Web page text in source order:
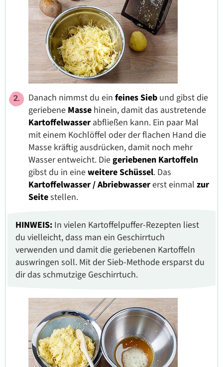
Danach nimmst du ein feines Sieb und gibst die
geriebene Masse hinein, damit das austretende
Kartoffelwasser abfließen kann. Ein paar Mal
mit einem Kochlöffel oder der flachen Hand die
Masse kräftig ausdrücken, damit noch mehr
Wasser entweicht. Diegeriebenen Kartoffeln
gibst du in eineweitere Schüssel. Das
Kartoffelwasser / Abriebwassererst einmal zur
Seitestellen.
HINWEIS: In vielen Kartoffelpuffer-Rezepten liest
du vielleicht, dass man ein Geschirrtuch
verwenden und damit die geriebenen Kartoffeln
auswringen soll. Mit der Sieb-Methode ersparst du
dir das schmutzige Geschirrtuch.